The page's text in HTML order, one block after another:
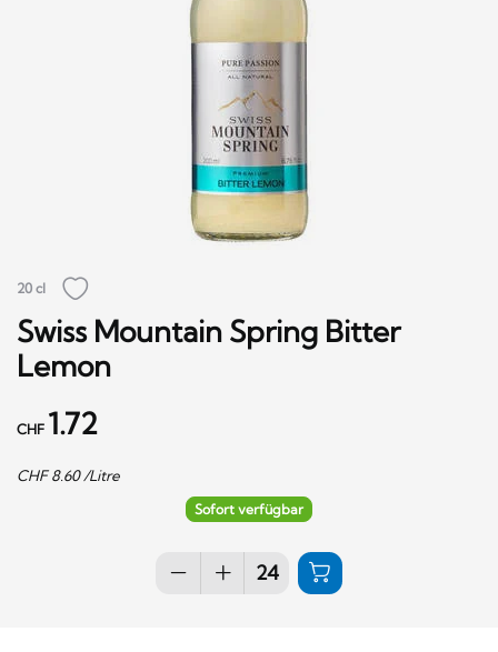
20 cl
Swiss Mountain Spring Bitter
Lemon
CHF 1.72
CHF8.60/Litre
Sofort verfügbar